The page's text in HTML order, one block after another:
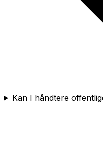
Kan I håndtere